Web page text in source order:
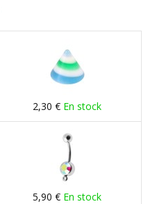
2,30 € En stock
5,90 € En stock